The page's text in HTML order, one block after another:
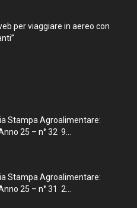
per viaggiare in aereo con
Stampa Agroalimentare:
25 – n° 32 9...
Stampa Agroalimentare:
25 – n° 31 2...